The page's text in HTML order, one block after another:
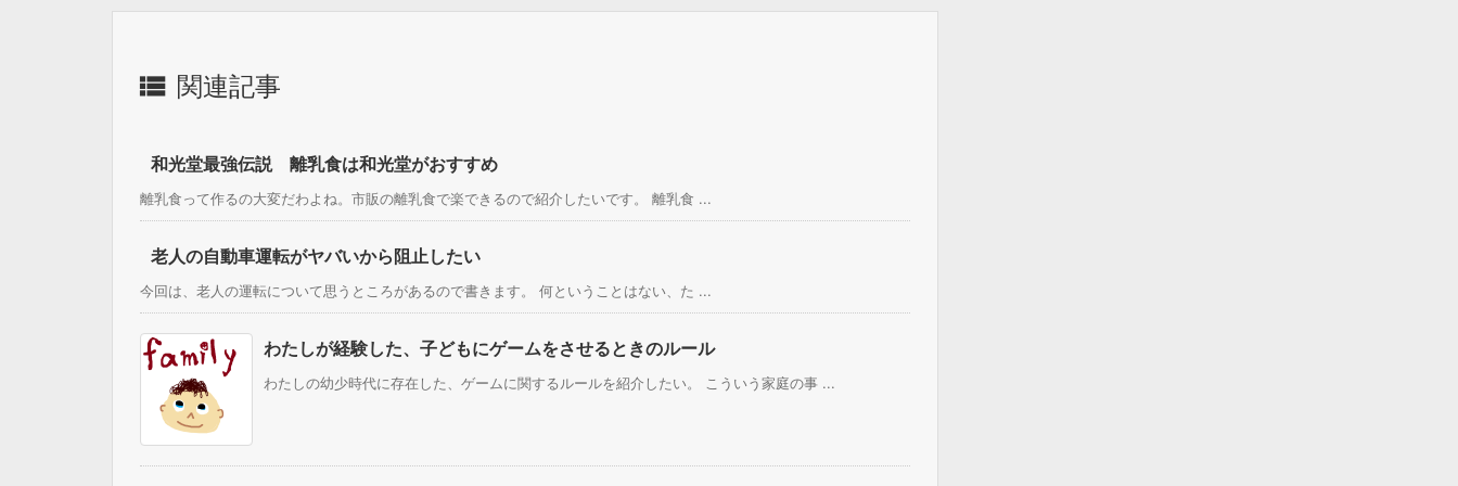
 関連記事
和光堂最強伝説 離乳食は和光堂がおすすめ
離乳食って作るの大変だわよね。市販の離乳食で楽できるので紹介したいです。 離乳食 ...
老人の自動車運転がヤバいから阻止したい
今回は、老人の運転について思うところがあるので書きます。 何ということはない、た ...
わたしが経験した、子どもにゲームをさせるときのルール
わたしの幼少時代に存在した、ゲームに関するルールを紹介したい。 こういう家庭の事 ...